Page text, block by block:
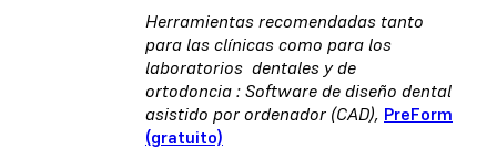
Herramientas recomendadas tanto
para las clínicas como para los
laboratorios dentales y de
ortodoncia : Software de diseño dental
asistido por ordenador (CAD), PreForm
(gratuito)